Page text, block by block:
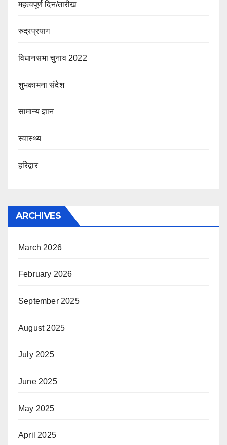
महत्वपूर्ण दिन/तारीख
रुद्रप्रयाग
विधानसभा चुनाव 2022
शुभकामना संदेश
सामान्य ज्ञान
स्वास्थ्य
हरिद्वार
ARCHIVES
March 2026
February 2026
September 2025
August 2025
July 2025
June 2025
May 2025
April 2025